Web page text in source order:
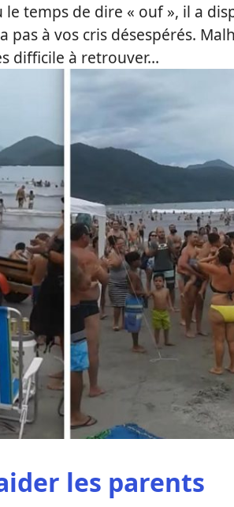
le temps de dire « ouf », il a
pas à vos cris désespérés.
difficile à retrouver…
les parents